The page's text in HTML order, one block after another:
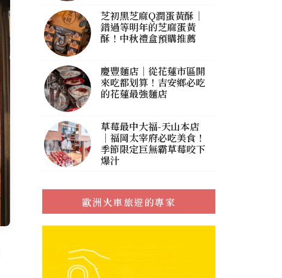
芝初黑芝麻Q潤蛋黃酥｜
錯過等明年的芝麻蛋黃
酥！中秋禮盒預購推薦
慶豐麵店｜從花蓮市區開
來吃都划算！吉安鄉必吃
的花蓮最強麵店
草莓最中大福-天山本店
｜福岡太宰府必吃美食！
季節限定巨無霸草莓咬下
爆汁
歐洲火車旅遊的專家